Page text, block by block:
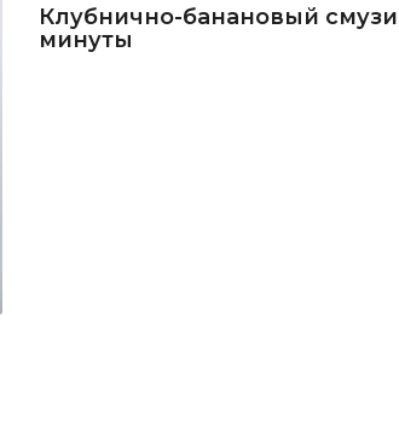
Клубнично-банановый смузи
минуты